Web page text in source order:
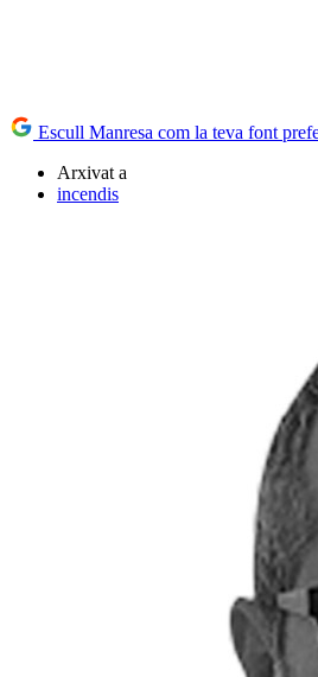
Escull Manresa com la teva font
Arxivat a
incendis